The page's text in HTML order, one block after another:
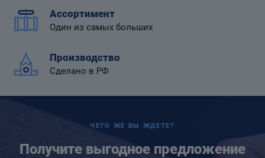
Ассортимент
Один из самых больших
Производство
Сделано в РФ
ЧЕГО ЖЕ ВЫ ЖДЕТЕ?
Получите выгодное предложение